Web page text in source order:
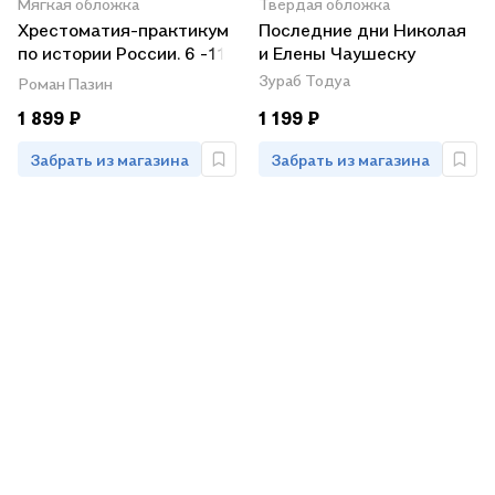
Мягкая обложка
Хрестоматия-практикум
по истории России. 6 -11
класс
Роман Пазин
1 899 ₽
Забрать из магазина
Твердая обложка
Последние дни Николая
и Елены Чаушеску
Зураб Тодуа
1 199 ₽
Забрать из магазина